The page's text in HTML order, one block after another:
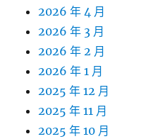
2026 年 4 月
2026 年 3 月
2026 年 2 月
2026 年 1 月
2025 年 12 月
2025 年 11 月
2025 年 10 月